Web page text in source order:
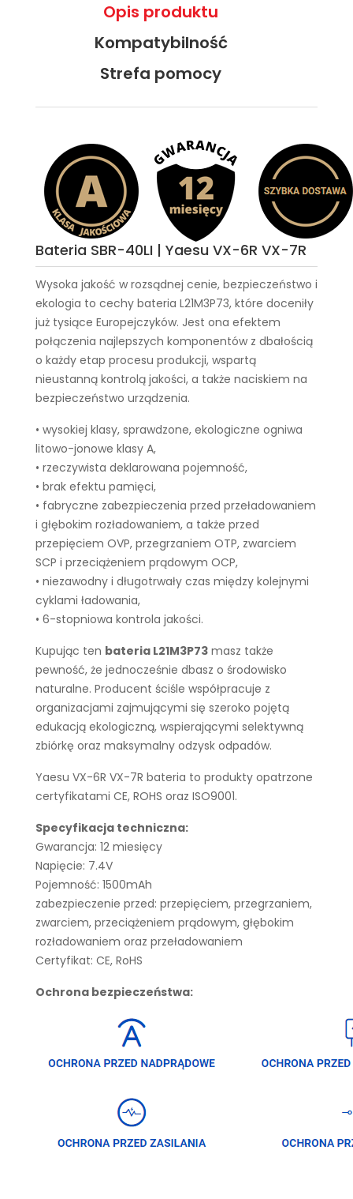
Opis produktu
Kompatybilność
Strefa pomocy
Bateria SBR-40LI | Yaesu VX-6R VX-7R
Wysoka jakość w rozsądnej cenie, bezpieczeństwo i
ekologia to cechy bateria L21M3P73, które doceniły
już tysiące Europejczyków. Jest ona efektem
połączenia najlepszych komponentów z dbałością
o każdy etap procesu produkcji, wspartą
nieustanną kontrolą jakości, a także naciskiem na
bezpieczeństwo urządzenia.
• wysokiej klasy, sprawdzone, ekologiczne ogniwa
litowo-jonowe klasy A,
• rzeczywista deklarowana pojemność,
• brak efektu pamięci,
• fabryczne zabezpieczenia przed przeładowaniem
i głębokim rozładowaniem, a także przed
przepięciem OVP, przegrzaniem OTP, zwarciem
SCP i przeciążeniem prądowym OCP,
• niezawodny i długotrwały czas między kolejnymi
cyklami ładowania,
• 6-stopniowa kontrola jakości.
Kupując ten bateria L21M3P73 masz także
pewność, że jednocześnie dbasz o środowisko
naturalne. Producent ściśle współpracuje z
organizacjami zajmującymi się szeroko pojętą
edukacją ekologiczną, wspierającymi selektywną
zbiórkę oraz maksymalny odzysk odpadów.
Yaesu VX-6R VX-7R bateria to produkty opatrzone
certyfikatami CE, ROHS oraz ISO9001.
Specyfikacja techniczna:
Gwarancja: 12 miesięcy
Napięcie: 7.4V
Pojemność: 1500mAh
zabezpieczenie przed: przepięciem, przegrzaniem,
zwarciem, przeciążeniem prądowym, głębokim
rozładowaniem oraz przeładowaniem
Certyfikat: CE, RoHS
Ochrona bezpieczeństwa: